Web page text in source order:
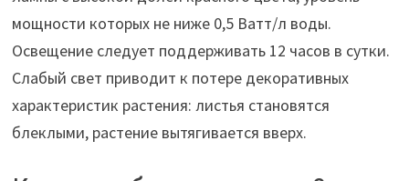
мощности которых не ниже 0,5 Ватт/л воды.
Освещение следует поддерживать 12 часов в сутки.
Слабый свет приводит к потере декоративных
характеристик растения: листья становятся
блеклыми, растение вытягивается вверх.